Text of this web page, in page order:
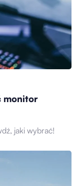
monitor
jaki wybrać!